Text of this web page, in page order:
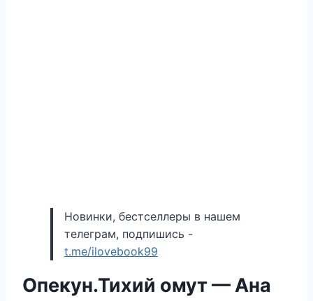
Новинки, бестселлеры в нашем
телеграм, подпишись -
t.me/ilovebook99
Опекун.Тихий омут — Ана